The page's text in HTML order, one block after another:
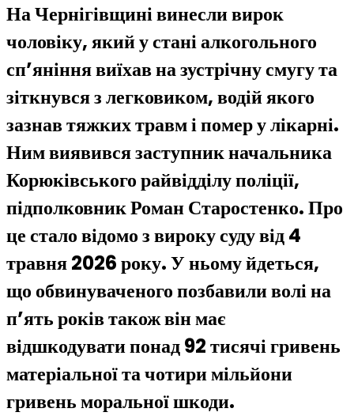
На Чернігівщині винесли вирок
чоловіку, який у стані алкогольного
сп’яніння виїхав на зустрічну смугу та
зіткнувся з легковиком, водій якого
зазнав тяжких травм і помер у лікарні.
Ним виявився заступник начальника
Корюківського райвідділу поліції,
підполковник Роман Старостенко. Про
це стало відомо з вироку суду від 4
травня 2026 року. У ньому йдеться,
що обвинуваченого позбавили волі на
п’ять років також він має
відшкодувати понад 92 тисячі гривень
матеріальної та чотири мільйони
гривень моральної шкоди.